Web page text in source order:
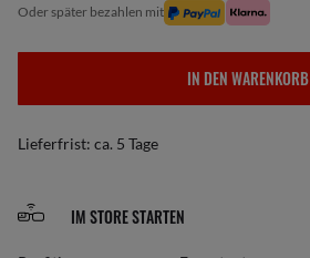
oder später bezahlen mit
IN DEN WARENKORB
Lieferfrist: ca. 5 Tage
IM STORE STARTEN